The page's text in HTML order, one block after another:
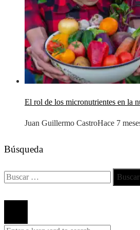
El rol de los micronutrientes en la
Juan Guillermo CastroHace 7
Búsqueda
Buscar: